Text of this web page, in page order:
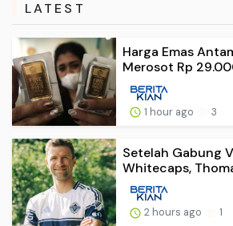
LATEST
Harga Emas
Merosot Rp
1 hour ago 3
Setelah Gabung
Whitecaps,
2 hours ago 1